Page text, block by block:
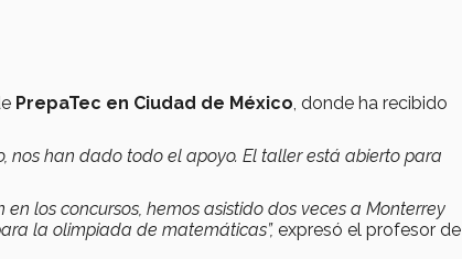
PrepaTec en Ciudad de México, donde ha recibido
nos han dado todo el apoyo. El taller está abierto para
los concursos, hemos asistido dos veces a Monterrey
la olimpiada de matemáticas”, expresó el profesor de